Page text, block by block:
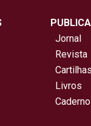
Jornal
Revista
Cartilhas
Livros